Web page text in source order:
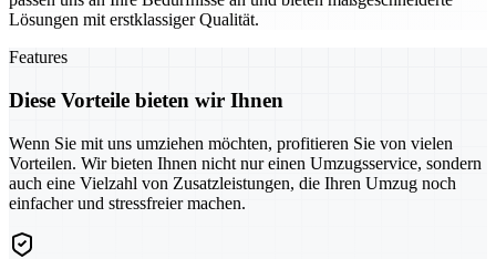
Lösungen mit erstklassiger Qualität.
Features
Diese Vorteile bieten wir Ihnen
Wenn Sie mit uns umziehen möchten, profitieren Sie von vielen
Vorteilen. Wir bieten Ihnen nicht nur einen Umzugsservice, sondern
auch eine Vielzahl von Zusatzleistungen, die Ihren Umzug noch
einfacher und stressfreier machen.